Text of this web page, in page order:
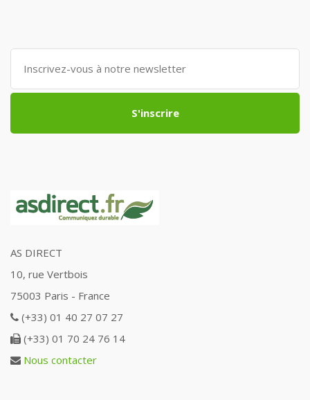
S'inscrire
AS DIRECT
10, rue Vertbois
75003 Paris - France
(+33) 01 40 27 07 27
(+33) 01 70 24 76 14
Nous contacter